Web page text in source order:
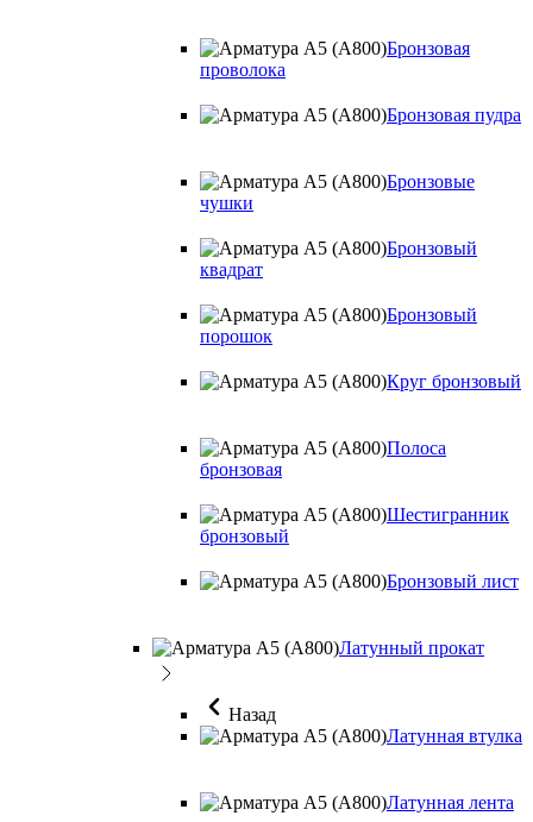
Бронзовая
проволока
Бронзовая пудра
Бронзовые
чушки
Бронзовый
квадрат
Бронзовый
порошок
Круг бронзовый
Полоса
бронзовая
Шестигранник
бронзовый
Бронзовый лист
Латунный прокат
Назад
Латунная втулка
Латунная лента